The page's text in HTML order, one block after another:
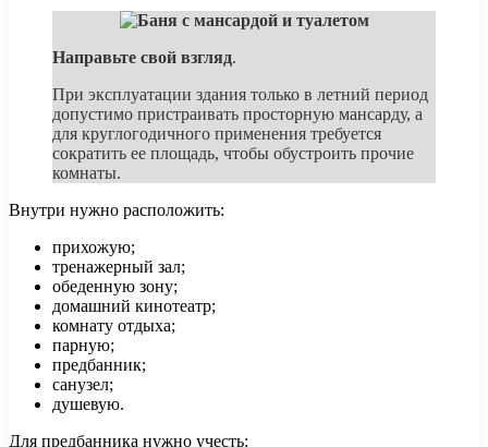
Направьте свой взгляд.
При эксплуатации здания только в летний период
допустимо пристраивать просторную мансарду, а
для круглогодичного применения требуется
сократить ее площадь, чтобы обустроить прочие
комнаты.
Внутри нужно расположить:
прихожую;
тренажерный зал;
обеденную зону;
домашний кинотеатр;
комнату отдыха;
парную;
предбанник;
санузел;
душевую.
Для предбанника нужно учесть: